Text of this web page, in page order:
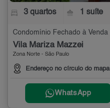
3 quartos 1 suíte
Vila Mariza Mazzei
Zona Norte - São Paulo
Endereço no círculo do mapa
WhatsApp